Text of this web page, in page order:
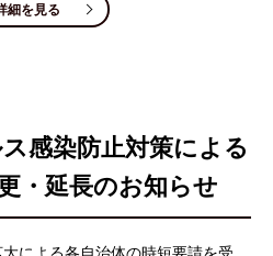
細を見る
感染防止対策による
・延長のお知らせ
による各自治体の時短要請を受